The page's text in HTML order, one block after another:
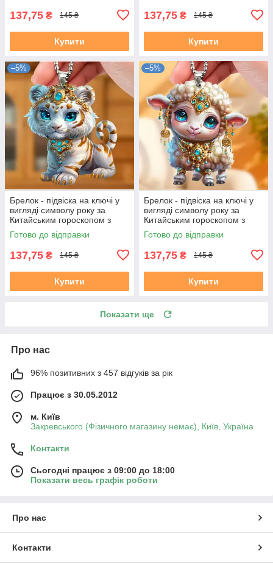
137,75 ₴ 145 ₴
Купити
137,75 ₴ 145 ₴
Купити
–5%
Брелок - підвіска на ключі у
вигляді символу року за
Китайським гороскопом з
акрилу рік ТИГРА
Готово до відправки
137,75 ₴ 145 ₴
Купити
–5%
Брелок - підвіска на ключі у
вигляді символу року за
Китайським гороскопом з
акрилу рік ВІВЦІ (КОЗИ)
Готово до відправки
137,75 ₴ 145 ₴
Купити
Показати ще
Про нас
96% позитивних з 457 відгуків за рік
Працює з 30.05.2012
м. Київ
Закревського (Фізичного магазину немає), Київ, Україна
Контакти
Сьогодні працює з 09:00 до 18:00
Показати весь графік роботи
Про нас
Контакти